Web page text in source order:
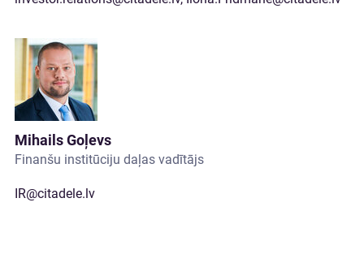
Mihails Goļevs
Finanšu institūciju daļas vadītājs
IR@citadele.lv